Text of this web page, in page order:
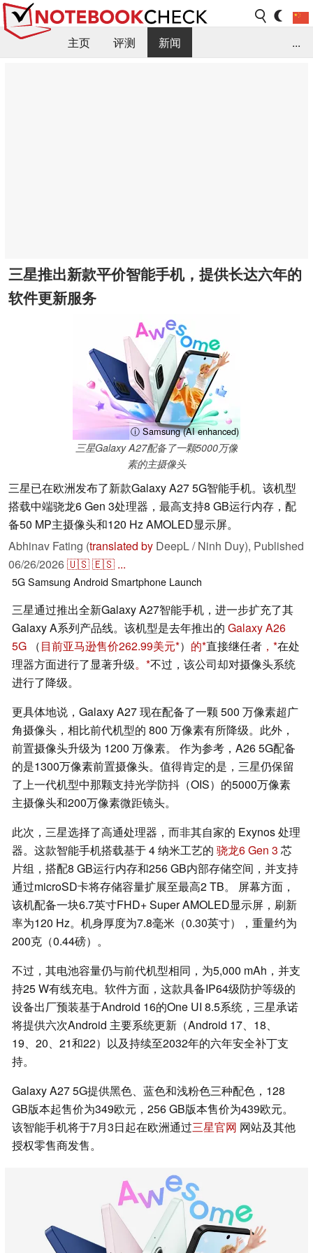
主页 评测
新闻
...
三星推出新款平价智能手机，提供长达六年的
软件更新服务
ⓘ Samsung (AI enhanced)
三星Galaxy A27配备了一颗5000万像
素的主摄像头
三星已在欧洲发布了新款Galaxy A27 5G智能手机。该机型
搭载中端骁龙6 Gen 3处理器，最高支持8 GB运行内存，配
备50 MP主摄像头和120 Hz AMOLED显示屏。
Abhinav Fating (translated by DeepL / Ninh Duy), Published
06/26/2026🇺🇸🇪🇸 ...
5GSamsung AndroidSmartphone Launch
三星通过推出全新Galaxy A27智能手机，进一步扩充了其
Galaxy A系列产品线。该机型是去年推出的 Galaxy A26
5G （目前亚马逊售价262.99美元 ） 的 直接继任者 ， 在处
理器方面进行了显著升级。
不过，该公司却对摄像头系统
进行了降级。
更具体地说，Galaxy A27 现在配备了一颗 500 万像素超广
角摄像头，相比前代机型的 800 万像素有所降级。此外，
前置摄像头升级为 1200 万像素。 作为参考，A26 5G配备
的是1300万像素前置摄像头。值得肯定的是，三星仍保留
了上一代机型中那颗支持光学防抖（OIS）的5000万像素
主摄像头和200万像素微距镜头。
此次，三星选择了高通处理器，而非其自家的 Exynos 处理
器。这款智能手机搭载基于 4 纳米工艺的 骁龙6 Gen 3 芯
片组，搭配8 GB运行内存和256 GB内部存储空间，并支持
通过microSD卡将存储容量扩展至最高2 TB。 屏幕方面，
该机配备一块6.7英寸FHD+ Super AMOLED显示屏，刷新
率为120 Hz。机身厚度为7.8毫米（0.30英寸），重量约为
200克（0.44磅）。
不过，其电池容量仍与前代机型相同，为5,000 mAh，并支
持25 W有线充电。软件方面，这款具备IP64级防护等级的
设备出厂预装基于Android 16的One UI 8.5系统，三星承诺
将提供六次Android 主要系统更新（Android 17、18、
19、20、21和22）以及持续至2032年的六年安全补丁支
持。
Galaxy A27 5G提供黑色、蓝色和浅粉色三种配色，128
GB版本起售价为349欧元，256 GB版本售价为439欧元。
该智能手机将于7月3日起在欧洲通过三星官网 网站及其他
授权零售商发售。